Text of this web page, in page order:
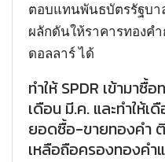
ตอบแทนพันธบัตรรัฐบา
ผลักดันให้ราคารทองค
ดอลลาร์ ได้
ทำให้ SPDR เข้ามาซื้
เดือน มี.ค. และทำให้เ
ยอดซื้อ-ขายทองคำ
เหลือถือครองทองคำ